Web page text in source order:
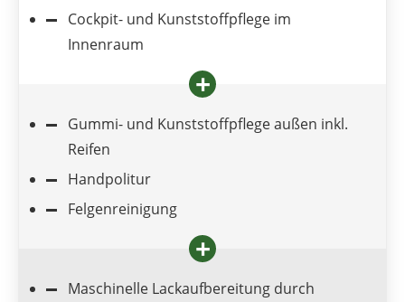
Cockpit- und Kunststoffpflege im
Innenraum
Gummi- und Kunststoffpflege außen inkl.
Reifen
Handpolitur
Felgenreinigung
Maschinelle Lackaufbereitung durch